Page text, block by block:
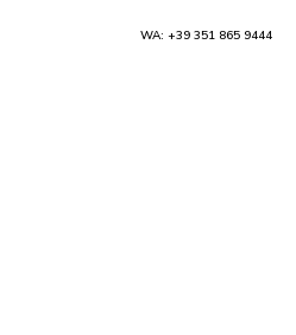
WA: +39 351 865 9444